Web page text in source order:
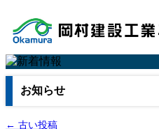
お知らせ
← 古い投稿